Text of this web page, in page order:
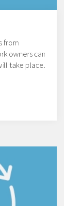
from
owners can
take place.